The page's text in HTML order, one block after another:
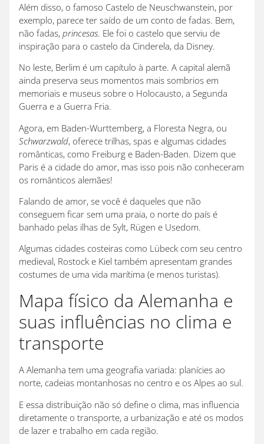
Além disso, o famoso Castelo de Neuschwanstein, por
exemplo, parece ter saído de um conto de fadas. Bem,
não fadas, princesas. Ele foi o castelo que serviu de
inspiração para o castelo da Cinderela, da Disney.
No leste, Berlim é um capítulo à parte. A capital alemã
ainda preserva seus momentos mais sombrios em
memoriais e museus sobre o Holocausto, a Segunda
Guerra e a Guerra Fria.
Agora, em Baden-Wurttemberg, a Floresta Negra, ou
Schwarzwald, oferece trilhas, spas e algumas cidades
românticas, como Freiburg e Baden-Baden. Dizem que
Paris é a cidade do amor, mas isso pois não conheceram
os românticos alemães!
Falando de amor, se você é daqueles que não
conseguem ficar sem uma praia, o norte do país é
banhado pelas ilhas de Sylt, Rügen e Usedom.
Algumas cidades costeiras como Lübeck com seu centro
medieval, Rostock e Kiel também apresentam grandes
costumes de uma vida marítima (e menos turistas).
Mapa físico da Alemanha e
suas influências no clima e
transporte
A Alemanha tem uma geografia variada: planícies ao
norte, cadeias montanhosas no centro e os Alpes ao sul.
E essa distribuição não só define o clima, mas influencia
diretamente o transporte, a urbanização e até os modos
de lazer e trabalho em cada região.